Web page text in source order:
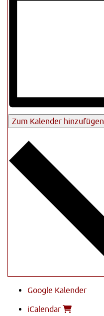
Zum Kalender hinzufügen
Google Kalender
iCalendar